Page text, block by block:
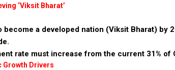
‘Viksit Bharat’
become a developed nation (Viksit Bharat)
rate must increase from the current 31% of
Growth Drivers